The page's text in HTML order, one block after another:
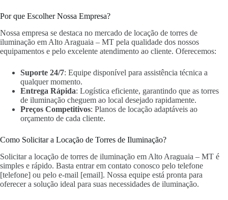
Por que Escolher Nossa Empresa?
Nossa empresa se destaca no mercado de locação de torres de
iluminação em Alto Araguaia – MT pela qualidade dos nossos
equipamentos e pelo excelente atendimento ao cliente. Oferecemos:
Suporte 24/7: Equipe disponível para assistência técnica a
qualquer momento.
Entrega Rápida: Logística eficiente, garantindo que as torres
de iluminação cheguem ao local desejado rapidamente.
Preços Competitivos: Planos de locação adaptáveis ao
orçamento de cada cliente.
Como Solicitar a Locação de Torres de Iluminação?
Solicitar a locação de torres de iluminação em Alto Araguaia – MT é
simples e rápido. Basta entrar em contato conosco pelo telefone
[telefone] ou pelo e-mail [email]. Nossa equipe está pronta para
oferecer a solução ideal para suas necessidades de iluminação.